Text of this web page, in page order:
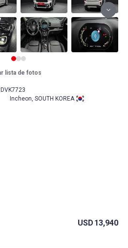
lista de fotos
USD 13,940
DVK7723
Incheon, SOUTH KOREA